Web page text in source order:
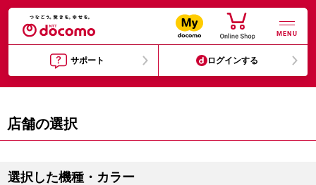
MENU
サポート ログインする
店舗の選択
選択した機種・カラー